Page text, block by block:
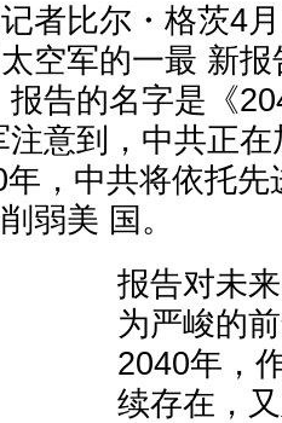
者比尔・格茨4
空军的一最 新
告的名字是《
意到，中共正
，中共将依托
弱美 国。
报告对未
为严峻的
2040年，
续存在，